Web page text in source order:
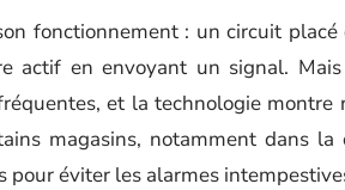
fonctionnement : un circuit
actif en envoyant un signal.
et la technologie montre
magasins, notamment dans
pour éviter les alarmes